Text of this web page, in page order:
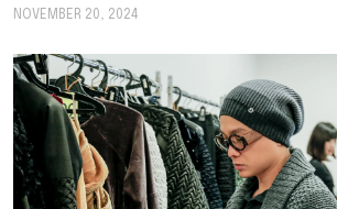
NOVEMBER 20, 2024